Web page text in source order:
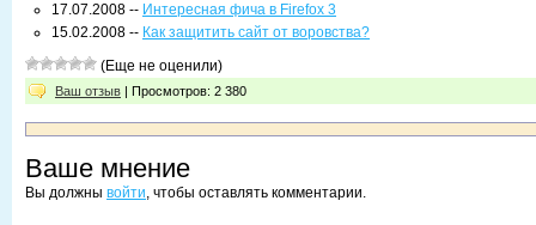
17.07.2008 -- Интересная фича в Firefox 3
15.02.2008 -- Как защитить сайт от воровства?
(Еще не оценили)
Ваш отзыв | Просмотров: 2 380
Ваше мнение
Вы должны войти, чтобы оставлять комментарии.